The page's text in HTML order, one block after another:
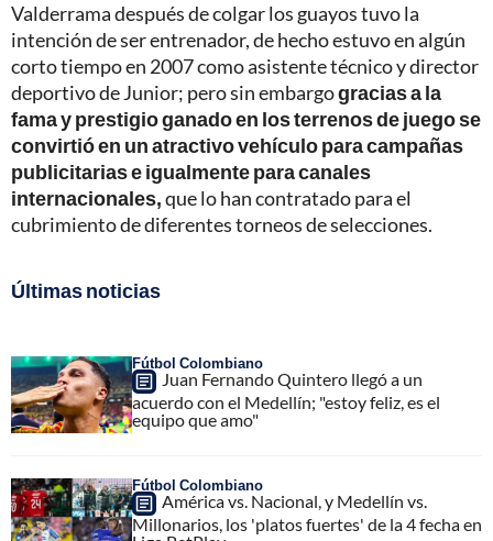
Valderrama después de colgar los guayos tuvo la
intención de ser entrenador, de hecho estuvo en algún
corto tiempo en 2007 como asistente técnico y director
deportivo de Junior; pero sin embargogracias a la
fama y prestigio ganado en los terrenos de juego se
convirtió en un atractivo vehículo para campañas
publicitarias e igualmente para canales
internacionales,que lo han contratado para el
cubrimiento de diferentes torneos de selecciones.
Últimas noticias
Fútbol Colombiano
Juan Fernando Quintero llegó a un
acuerdo con el Medellín; "estoy feliz, es el
equipo que amo"
Fútbol Colombiano
América vs. Nacional, y Medellín vs.
Millonarios, los 'platos fuertes' de la 4 fecha en